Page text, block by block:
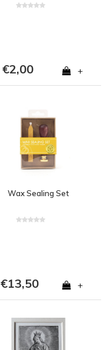
€2,00 +
Wax Sealing Set
€13,50 +